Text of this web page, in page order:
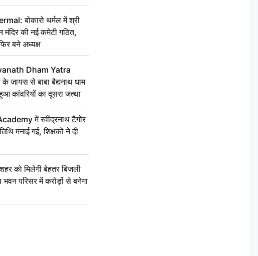
बोकारो थर्मल में श्री
मंदिर की नई कमेटी गठित,
बने अध्यक्ष
Dham Yatra
जायस से बाबा बैद्यनाथ धाम
कांवरियों का दूसरा जत्था
में रवींद्रनाथ टैगोर
मनाई गई, शिक्षकों ने दी
को मिलेगी बेहतर बिजली
भवन परिसर में करोड़ों से बनेगा